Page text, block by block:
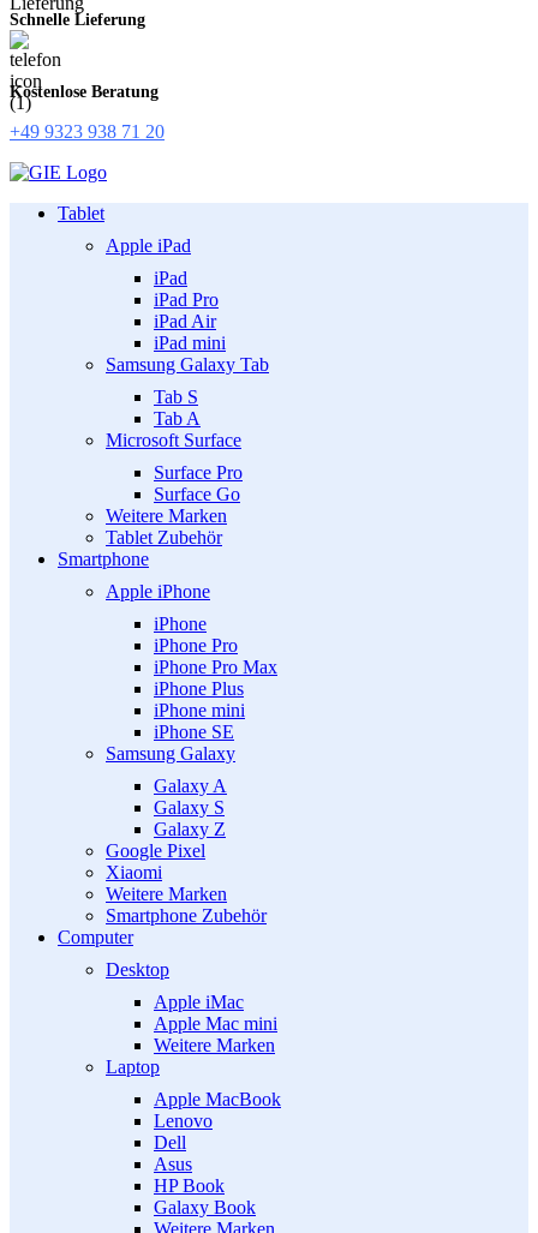
Schnelle Lieferung
Kostenlose Beratung
+49 9323 938 71 20
Tablet
Apple iPad
iPad
iPad Pro
iPad Air
iPad mini
Samsung Galaxy Tab
Tab S
Tab A
Microsoft Surface
Surface Pro
Surface Go
Weitere Marken
Tablet Zubehör
Smartphone
Apple iPhone
iPhone
iPhone Pro
iPhone Pro Max
iPhone Plus
iPhone mini
iPhone SE
Samsung Galaxy
Galaxy A
Galaxy S
Galaxy Z
Google Pixel
Xiaomi
Weitere Marken
Smartphone Zubehör
Computer
Desktop
Apple iMac
Apple Mac mini
Weitere Marken
Laptop
Apple MacBook
Lenovo
Dell
Asus
HP Book
Galaxy Book
Weitere Marken